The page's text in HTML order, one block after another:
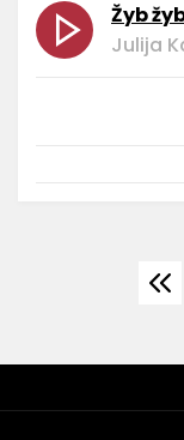
Žyb
Julija